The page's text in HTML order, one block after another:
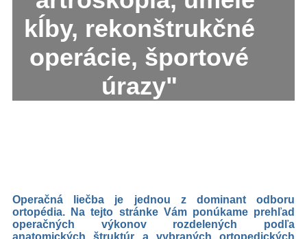
kĺby, rekonštrukčné
operácie, športové
úrazy"
Operačná liečba je jednou z dominant odboru
ortopédia. Na tejto stránke Vám ponúkame prehľad
operačných výkonov rozdelených podľa